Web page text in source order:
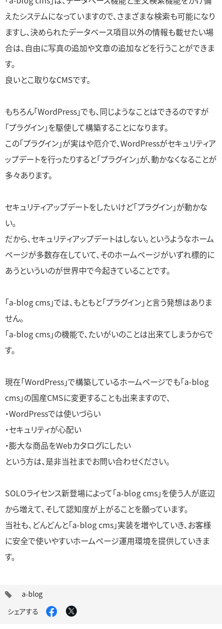
えたシステムになっていますので、さまざまな検索も可能になり
ますし、決められたデータベース項目以外の情報も載せたい場
合は、自由に写真の追加や文章の追加などを行うことができま
す。
良いとこ取りなCMSです。
もちろん「WordPress」でも、同じようなことはできるのですが
「プラグイン」を駆使して構築することになります。
この「プラグイン」が実はや厄介で、WordPressがセキュリティア
ップデートを行ったりすると「プラグイン」が、動かなくなることが
多々あります。
セキュリティアップデートをしたいけど「プラグイン」が動かな
い。
だから、セキュリティアップデートはしない。というようなホーム
ページが多数存在していて、そのホームページがいずれ標的に
あうといういのが世界中で今起きていることです。
「a-blog cms」では、もともと「プラグイン」と言う発想はありま
せん。
「a-blog cms」の機能で、たいがいのことは出来てしまうからで
す。
現在「WordPress」で構築しているホームページでも「a-blog
cms」の国産CMSに変更することも出来ますので、
・WordPressでは使いづらい
・セキュリティが心配い
・膨大な商品をWebカタログにしたい
という方は、是非当社までお問い合わせください。
SOLOライセンス新登場によって「a-blog cms」を使う人が底辺
から増えて、そして認知度が上がることを願っています。
当社も、どんどんと「a-blog cms」実装を増やしていき、お客様
に安全で使いやすいホームページ運用環境を提供していきま
す。
タ
a-blog
シェアする
Facebook
X